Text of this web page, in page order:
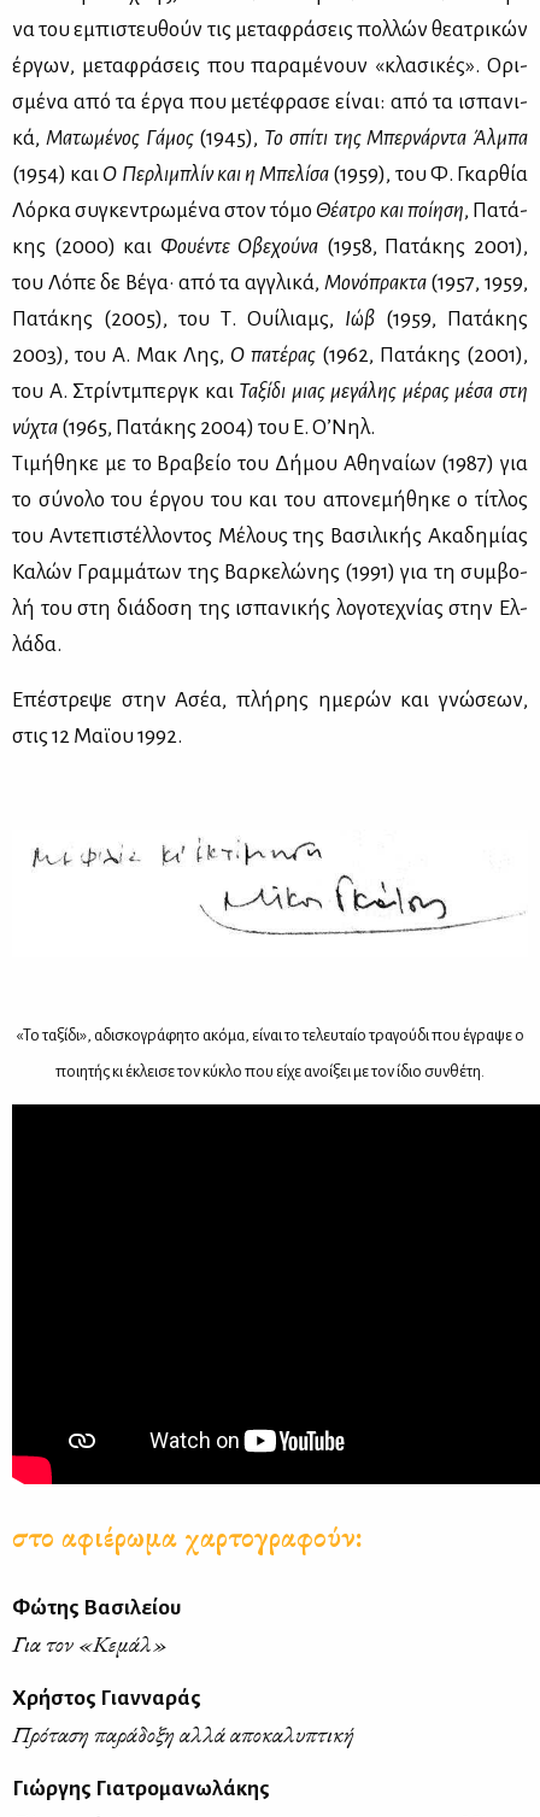
να του εμπι­στευ­θούν τις με­τα­φρά­σεις πολ­λών θε­α­τρι­κών
έρ­γων, με­τα­φρά­σεις που πα­ρα­μέ­νουν «κλα­σι­κές». Ορι­
σμέ­να από τα έρ­γα που με­τέ­φρα­σε εί­ναι: από τα ισπα­νι­
κά, Μα­τω­μέ­νος Γά­μος(1945), Το σπί­τι της Μπερ­νάρ­ντα Άλ­μπα
(1954) και Ο Περ­λι­μπλίν και η Μπε­λί­σα (1959), του Φ. Γκαρ­θία
Λόρ­κα συ­γκε­ντρω­μέ­να στον τό­μο Θέ­α­τρο και ποί­η­ση, Πα­τά­
κης (2000) και Φου­έ­ντε Οβε­χού­να (1958, Πα­τά­κης 2001),
του Λό­πε δε Βέ­γα· από τα αγ­γλι­κά, Μο­νό­πρα­κτα (1957, 1959,
Πα­τά­κης (2005), του Τ. Ουί­λιαμς, Ιώβ (1959, Πα­τά­κης
2003), του Α. Μακ Λης, Ο πα­τέ­ρας (1962, Πα­τά­κης (2001),
του Α. Στρίντ­μπεργκ και Τα­ξί­δι μιας με­γά­λης μέ­ρας μέ­σα στη
νύ­χτα (1965, Πα­τά­κης 2004) του Ε. Ο’Νηλ.
Τι­μή­θη­κε με το Βρα­βείο του Δή­μου Αθη­ναί­ων (1987) για
το σύ­νο­λο του έρ­γου του και του απο­νε­μή­θη­κε ο τί­τλος
του Αντε­πι­στέλ­λο­ντος Μέ­λους της Βα­σι­λι­κής Ακα­δη­μί­ας
Κα­λών Γραμ­μά­των της Βαρ­κε­λώ­νης (1991) για τη συμ­βο­
λή του στη διά­δο­ση της ισπα­νι­κής λο­γο­τε­χνί­ας στην Ελ­
λά­δα.
Επέ­στρε­ψε στην Ασέα, πλή­ρης ημε­ρών και γνώ­σε­ων,
στις 12 Μαϊ­ου 1992.
«Το ταξίδι», αδισκογράφητο ακόμα, είναι το τελευταίο τραγούδι που έγραψε ο
ποιητής κι έκλεισε τον κύκλο που είχε ανοίξει με τον ίδιο συνθέτη.
στο αφιέρωμα χαρτογραφούν:
Φώτης Βασιλείου
Για τον «Κεμάλ»
Χρήστος Γιανναράς
Πρόταση παράδοξη αλλά αποκαλυπτική
Γιώργης Γιατρομανωλάκης